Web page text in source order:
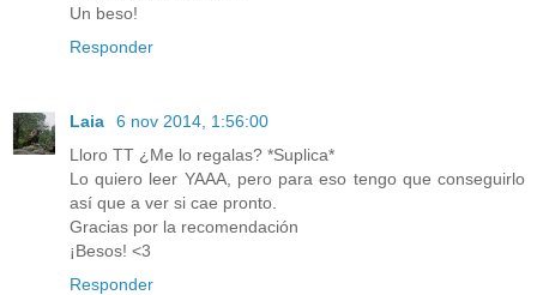
Un beso!
Responder
Laia
6 nov 2014, 1:56:00
Lloro TT ¿Me lo regalas? *Suplica*
Lo quiero leer YAAA, pero para eso tengo que conseguirlo
así que a ver si cae pronto.
Gracias por la recomendación
¡Besos! <3
Responder